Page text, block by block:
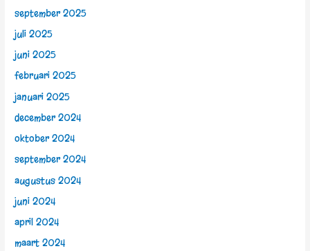
september 2025
juli 2025
juni 2025
februari 2025
januari 2025
december 2024
oktober 2024
september 2024
augustus 2024
juni 2024
april 2024
maart 2024